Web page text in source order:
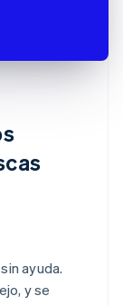
ayuda.
y se